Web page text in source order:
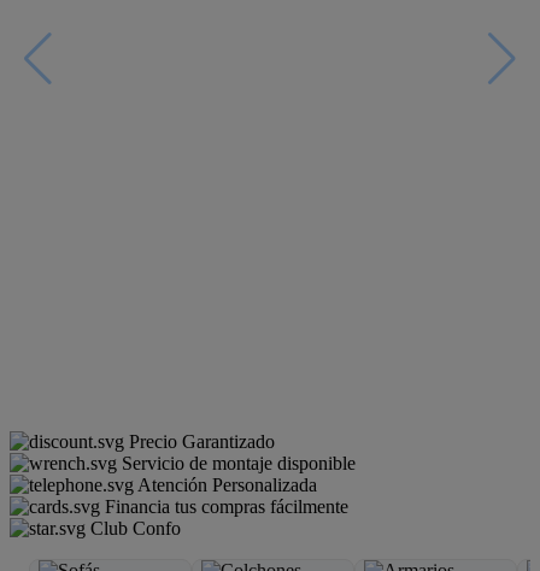
Precio Garantizado
Servicio de montaje disponible
Atención Personalizada
Financia tus compras fácilmente
Club Confo